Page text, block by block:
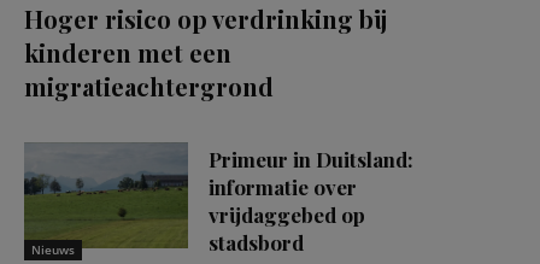
Hoger risico op verdrinking bij
kinderen met een
migratieachtergrond
Nieuws
Primeur in Duitsland:
informatie over
vrijdaggebed op
stadsbord